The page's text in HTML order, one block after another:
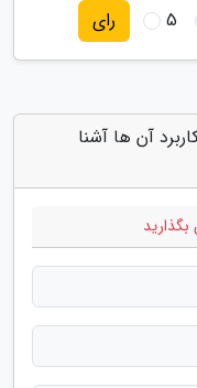
5 رای
آن ها آشنا
بگذارید